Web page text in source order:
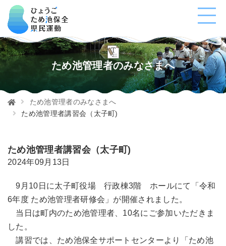
ため池管理者のみなさまへ
ため池管理者のみなさまへ
ため池管理者講習会（太子町)
ため池管理者講習会（太子町)
2024年09月13日
9月10日に太子町役場 行政棟3階 ホールにて「令和
6年度 ため池管理者研修会」が開催されました。
当日は町内のため池管理者、10名にご参加いただきま
した。
講習では、ため池保全サポートセンターより「ため池